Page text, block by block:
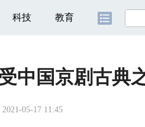
科技 教育
中国京剧古典
2021-05-17 11:45